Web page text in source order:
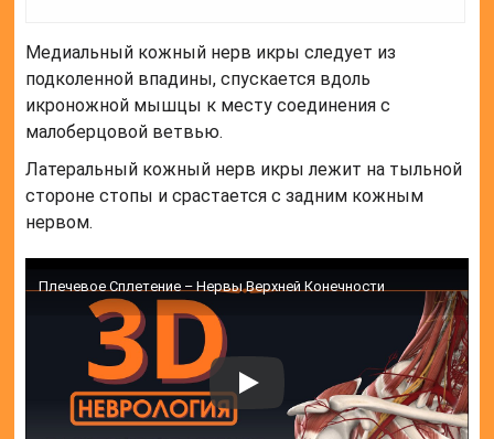
Медиальный кожный нерв икры следует из
подколенной впадины, спускается вдоль
икроножной мышцы к месту соединения с
малоберцовой ветвью.
Латеральный кожный нерв икры лежит на тыльной
стороне стопы и срастается с задним кожным
нервом.
Плечевое Сплетение – Нервы Верхней Конечности